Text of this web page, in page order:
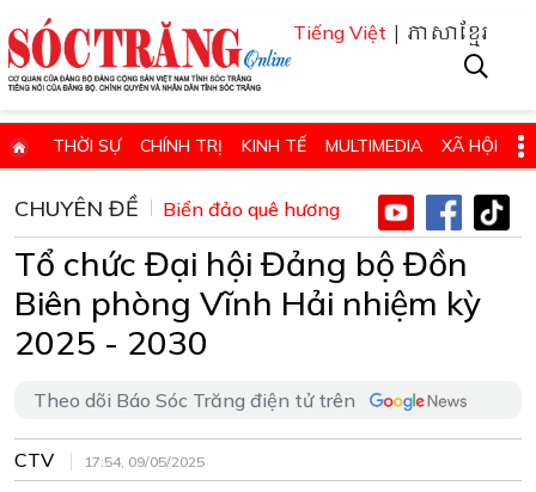
Tiếng Việt | ភាសាខ្មែរ
THỜI SỰ CHÍNH TRỊ KINH TẾ MULTIMEDIA XÃ HỘI
GIÁO DỤC - KHOA HỌC & CÔNG NGHỆ
QUỐC PHÒNG - AN NINH QUỐC TẾ SỨC KHỎE VÀ ĐỜI SỐNG
VĂN HÓA - THỂ THAO - DU LỊCH CHUYÊN ĐỀ
ĐIỂM BÁO - TIN VẮN ĐỊA PHƯƠNG THÔNG TIN CẦN BIẾT
HỌC TẬP VÀ LÀM THEO TƯ TƯỞNG, ĐẠO ĐỨC, PHONG CÁCH HỒ
ĐẶT BÁO GIẤY ONLINE
CHUYÊN ĐỀ Biển đảo quê hương
Tổ chức Đại hội Đảng bộ Đồn
Biên phòng Vĩnh Hải nhiệm kỳ
2025 - 2030
Theo dõi Báo Sóc Trăng điện tử trên
CTV 17:54, 09/05/2025